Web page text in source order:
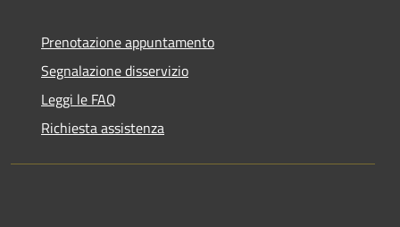
Prenotazione appuntamento
Segnalazione disservizio
Leggi le FAQ
Richiesta assistenza